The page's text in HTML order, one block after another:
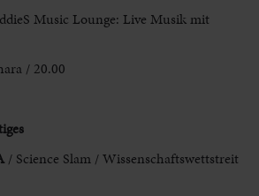
Music Lounge: Live Musikmit
/ 20.00
/ Science Slam / Wissenschaftswettstreit